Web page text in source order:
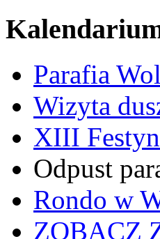
Parafia
Wizyta
XIII
Odpust
Rondo w
ZOBACZ